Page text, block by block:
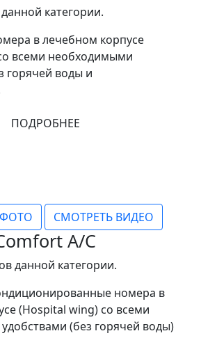
категории.
в лечебном корпусе
всеми необходимыми
горячей воды и
ПОДРОБНЕЕ
СМОТРЕТЬ ВИДЕО
A/C
данной категории.
номера в
(Hospital wing) со всеми
(без горячей воды)